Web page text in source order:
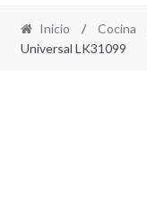
Inicio / Cocina
Universal LK31099